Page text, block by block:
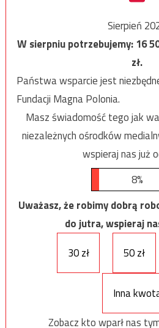
Sierpień
W sierpniu potrzebujemy:16
zł.
Państwa wsparcie jest
Fundacji Magna Polonia.
Masz świadomość tego jak
niezależnych ośrodków
wspieraj nas już
8%
Uważasz, że robimy dobrą
do jutra, wspieraj
30 zł
50 zł
Inna
Zobacz kto wparł nas